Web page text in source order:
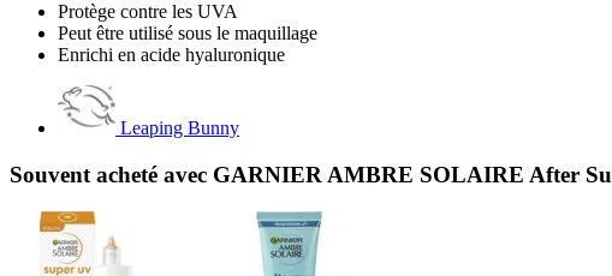
Protège contre les UVA
Peut être utilisé sous le maquillage
Enrichi en acide hyaluronique
Leaping Bunny
Souvent acheté avec GARNIER AMBRE SOLAIRE After